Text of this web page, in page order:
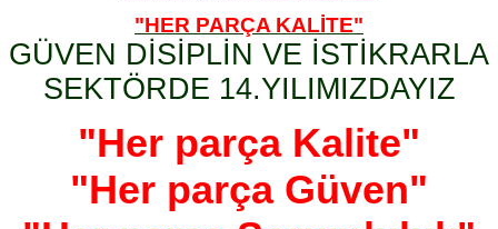
"HER PARÇA KALİTE"
GÜVEN DİSİPLİN VE İSTİKRARLA
SEKTÖRDE 14.YILIMIZDAYIZ
"Her parça Kalite"
"Her parça Güven"